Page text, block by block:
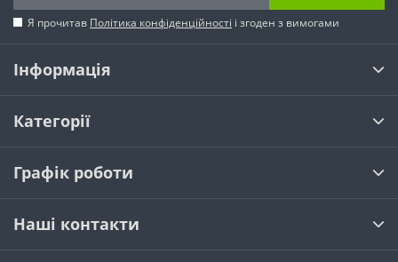
Я прочитав Політика конфіденційності і згоден з вимогами
Інформація
Категорії
Графік роботи
Наші контакти